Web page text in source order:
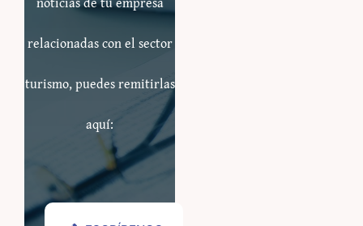
relacionadas con el sector
turismo, puedes remitirlas
aquí: